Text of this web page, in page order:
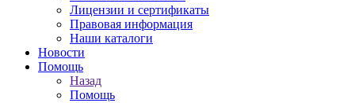
Лицензии и сертификаты
Правовая информация
Наши каталоги
Новости
Помощь
Назад
Помощь